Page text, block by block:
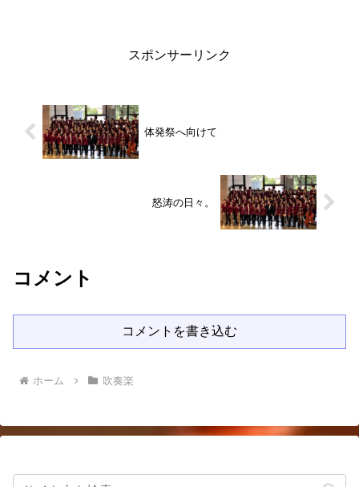
スポンサーリンク
体発祭へ向けて
怒涛の日々。
コメント
コメントを書き込む
ホーム 吹奏楽